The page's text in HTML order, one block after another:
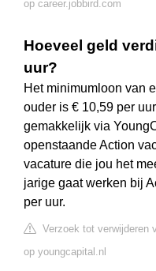
op career.jobbird.com
Hoeveel geld
uur?
Het minimumloon van
ouder is € 10,59 per
gemakkelijk via
openstaande Action
vacature die jou het
jarige gaat werken bij
per uur.
Verzoek tot verwijderen
op youngcapital.nl